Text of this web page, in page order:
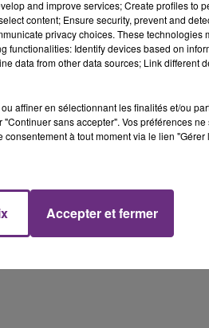
plus gros sanglier du monde.
organisée et vous êtes tous
MACHINE - CHAMPAGNE FM
and improve services; Create profiles to
content; Ensure security, prevent and
privacy choices. These technologies
functionalities: Identify devices based on
data from other data sources; Link different
affiner en sélectionnant les finalités et/ou
sans accepter". Vos préférences
à tout moment via le lien
Accepter et fermer